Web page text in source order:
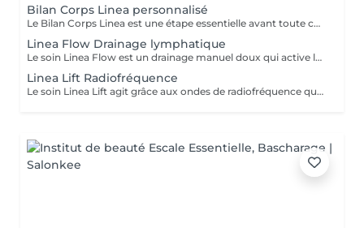
Bilan Corps Linea personnalisé
Le Bilan Corps Linea est une étape essentielle avant toute cure minceur. Réalisé avec notre expertise, il permet d'analyser vos besoins, vos habitudes et vos objectifs afin de construire un programme parfaitement adapté à votre silhouette. Ce bilan personnalisé nous permet de vous orienter vers les soins les plus efficaces et de définir une stratégie minceur claire, avec un suivi précis. Vous bénéficiez ainsi d'un accompagnement sur mesure, pensé pour optimiser vos résultats et atteindre vos objectifs dans les meilleures conditions.
Linea Flow Drainage lymphatique
Le soin Linea Flow est un drainage manuel doux qui active la circulation lymphatique, favorise l'élimination des toxines et diminue la rétention d'eau. Il apporte une sensation immédiate de légèreté, affine la silhouette et améliore la qualité de la peau. Idéal en cure pour un effet détox et jambes légères.
Linea Lift Radiofréquence
Le soin Linea Lift agit grâce aux ondes de radiofréquence qui chauffent les tissus en profondeur. Cette stimulation relance la production de collagène et d'élastine, raffermit la peau et améliore son élasticité. Idéal pour lutter contre le relâchement cutané et redessiner les contours du corps, ce soin apporte un effet liftant progressif et naturel.